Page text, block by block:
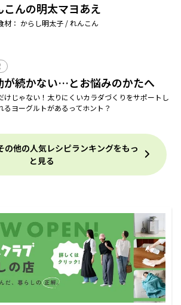
こんの明太マヨあえ
材： からし明太子 / れんこん
が続かない…とお悩みのかたへ
けじゃない！太りにくいカラダづくりをサポートし
るヨーグルトがあるってホント？
の他の人気レシピランキングをもっ
と見る